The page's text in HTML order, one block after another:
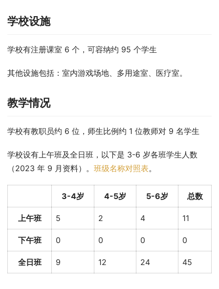
学校设施
学校有注册课室 6 个，可容纳约 95 个学生
其他设施包括：室内游戏场地、多用途室、医疗室。
教学情况
学校有教职员约 6 位，师生比例约 1 位教师对 9 名学生
学校设有上午班及全日班，以下是 3-6 岁各班学生人数
（2023 年 9 月资料）。 班级名称对照表。
3-4岁 4-5岁 5-6岁 总数
上午班 5 2 4 11
下午班 0 0 0 0
全日班 9 12 24 45